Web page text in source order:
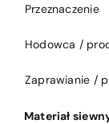
Przeznaczenie
Hodowca /
Zaprawianie /
Materiał